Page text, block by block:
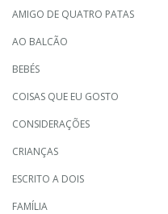
AMIGO DE QUATRO PATAS
AO BALCÃO
BEBÉS
COISAS QUE EU GOSTO
CONSIDERAÇÕES
CRIANÇAS
ESCRITO A DOIS
FAMÍLIA